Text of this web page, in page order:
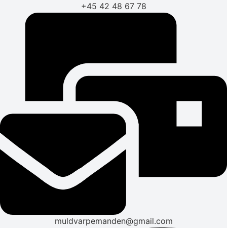
+45 42 48 67 78
muldvarpemanden@gmail.com